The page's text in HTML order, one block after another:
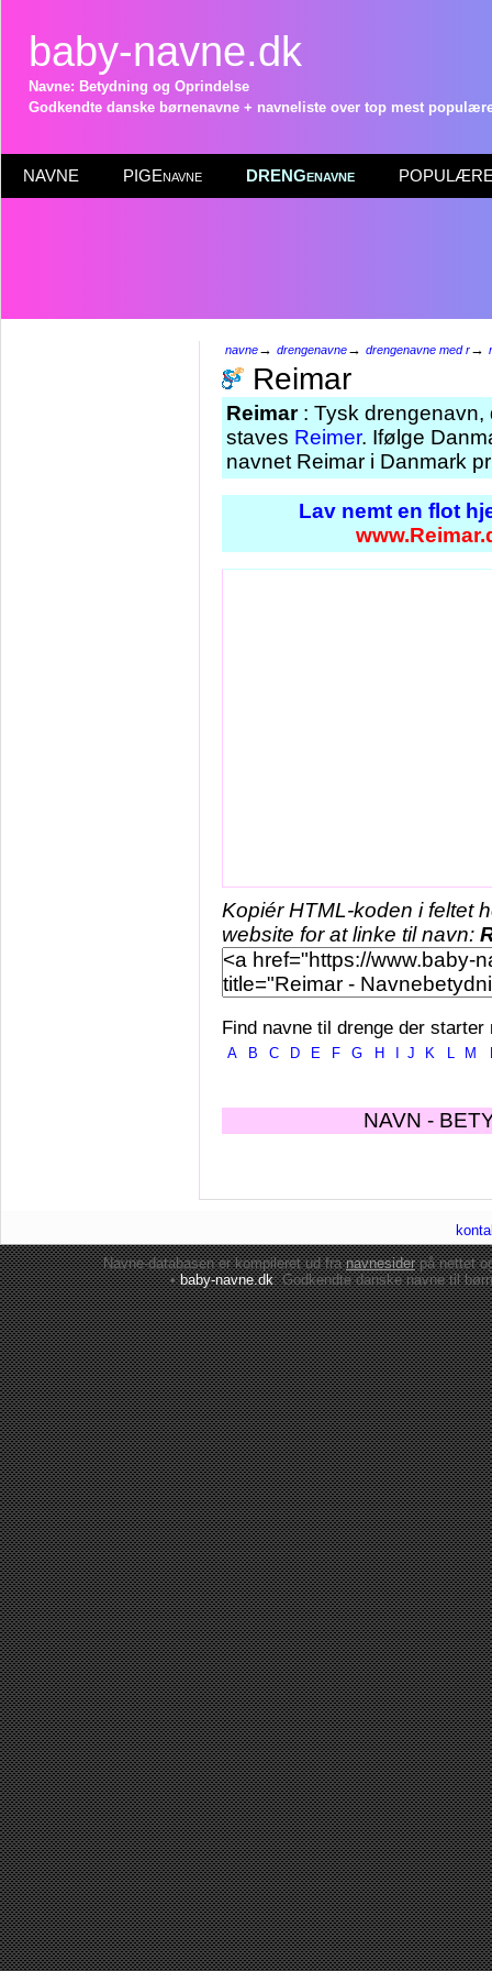
baby-navne.dk
Navne: Betydning og Oprindelse
Godkendte danske børnenavne + navneliste over top mest
NAVNE PIGEnavne DRENGenavne POPULÆRE
navne→ drengenavne→ drengenavne med r→
Reimar
Reimar: Tysk drengenavn,
staves Reimer. Ifølge
navnet Reimar i Danmark
Lav nemt en flot
Kopiér HTML-koden i feltet
website for at linke til navn:
Find navne til drenge der starter
A B C D E F G H J K L M
NAVN -
Navne-databasen er kompileret ud franavnesiderpå nettet
•baby-navne.dk: Godkendte danskenavne til børn